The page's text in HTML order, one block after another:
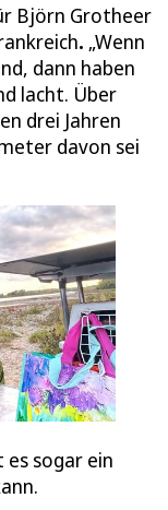
Björn Grotheer
. „Wenn
dann haben
lacht. Über
drei Jahren
davon sei
sogar ein